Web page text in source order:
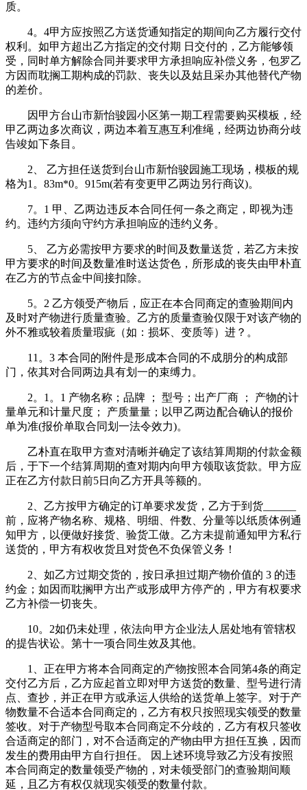
质。
4。4甲方应按照乙方送货通知指定的期间向乙方履行交付
权利。如甲方超出乙方指定的交付期 日交付的，乙方能够领
受，同时单方解除合同并要求甲方承担响应补偿义务，包罗乙
方因而耽搁工期构成的罚款、丧失以及姑且采办其他替代产物
的差价。
因甲方台山市新怡骏园小区第一期工程需要购买模板，经
甲乙两边多次商议，两边本着互惠互利准绳，经两边协商分歧
告竣如下条目。
2、 乙方担任送货到台山市新怡骏园施工现场，模板的规
格为1。83m*0。915m(若有变更甲乙两边另行商议)。
7。1 甲、乙两边违反本合同任何一条之商定，即视为违
约。违约方须向守约方承担响应的违约义务。
5、 乙方必需按甲方要求的时间及数量送货，若乙方未按
甲方要求的时间及数量准时送达货色，所形成的丧失由甲朴直
在乙方的节点金中间接扣除。
5。2 乙方领受产物后，应正在本合同商定的查验期间内
及时对产物进行质量查验。乙方的质量查验仅限于对该产物的
外不雅或较着质量瑕疵（如：损坏、变质等）进？。
11。3 本合同的附件是形成本合同的不成朋分的构成部
门，依其对合同两边具有划一的束缚力。
2。1。1 产物名称；品牌 ； 型号；出产厂商 ； 产物的计
量单元和计量尺度； 产质量量；以甲乙两边配合确认的报价
单为准(报价单取合同划一法令效力)。
乙朴直在取甲方查对清晰并确定了该结算周期的付款金额
后，于下一个结算周期的查对期内向甲方领取该货款。甲方应
正在乙方付款日前5日向乙方开具等额的。
2、乙方按甲方确定的订单要求发货，乙方于到货______
前，应将产物名称、规格、明细、件数、分量等以纸质体例通
知甲方，以便做好接货、验货工做。乙方未提前通知甲方私行
送货的，甲方有权收货且对货色不负保管义务！
2、如乙方过期交货的，按日承担过期产物价值的 3 的违
约金；如因而耽搁甲方出产或形成甲方停产的，甲方有权要求
乙方补偿一切丧失。
10。2如仍未处理，依法向甲方企业法人居处地有管辖权
的提告状讼。第十一项合同生效及其他。
1、正在甲方将本合同商定的产物按照本合同第4条的商定
交付乙方后，乙方应起首立即对甲方送货的数量、型号进行清
点、查抄，并正在甲方或承运人供给的送货单上签字。对于产
物数量不合适本合同商定的，乙方有权只按照现实领受的数量
签收。对于产物型号取本合同商定不分歧的，乙方有权只签收
合适商定的部门，对不合适商定的产物由甲方担任互换，因而
发生的费用由甲方自行担任。 因上述环境导致乙方没有按照
本合同商定的数量领受产物的，对未领受部门的查验期间顺
延，且乙方有权仅就现实领受的数量付款。